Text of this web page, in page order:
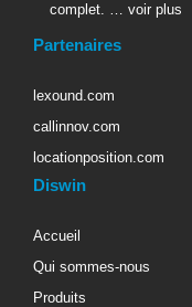
complet. … voir plus
Partenaires
lexound.com
callinnov.com
locationposition.com
Diswin
Accueil
Qui sommes-nous
Produits